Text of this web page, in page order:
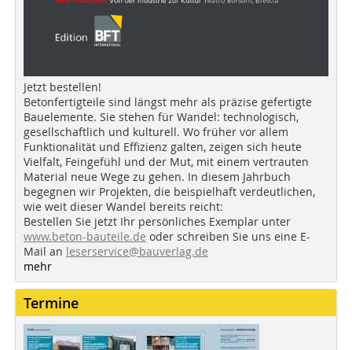
Jetzt bestellen!
Betonfertigteile sind längst mehr als präzise gefertigte
Bauelemente. Sie stehen für Wandel: technologisch,
gesellschaftlich und kulturell. Wo früher vor allem
Funktionalität und Effizienz galten, zeigen sich heute
Vielfalt, Feingefühl und der Mut, mit einem vertrauten
Material neue Wege zu gehen. In diesem Jahrbuch
begegnen wir Projekten, die beispielhaft verdeutlichen,
wie weit dieser Wandel bereits reicht:
Bestellen Sie jetzt Ihr persönliches Exemplar unter
www.beton-bauteile.de oder schreiben Sie uns eine E-
Mail an leserservice@bauverlag.de
mehr
Termine